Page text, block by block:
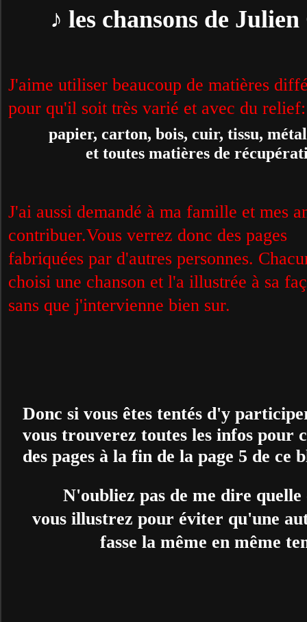
♪ les chansons de
J'aime utiliser beaucoup de matières
pour qu'il soit très varié et avec du relief:
papier, carton, bois, cuir, tissu,
et toutes matières de
J'ai aussi demandé à ma famille et mes
contribuer.Vous verrez donc des pages
fabriquées par d'autres personnes.
choisi une chanson et l'a illustrée à sa
sans que j'intervienne bien sur.
Donc si vous êtes tentés d'y
vous trouverez toutes les infos pour
des pages à la fin de la page 5 de ce
N'oubliez pas de me dire quelle
vous illustrez pour éviter qu'une
fasse la même en même